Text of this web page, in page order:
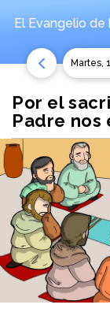
El Evangelio de
Por el
Padre nos